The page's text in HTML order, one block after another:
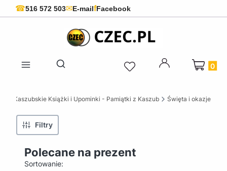
☎516 572 503✉E-mailfFacebook
Otwórz wyszukiwarkę
Produkty
Kaszubskie Książki i Upominki - Pamiątki z Kaszub Święta i okazje
Filtry
Polecane na prezent
Lista produktów
Sortowanie: